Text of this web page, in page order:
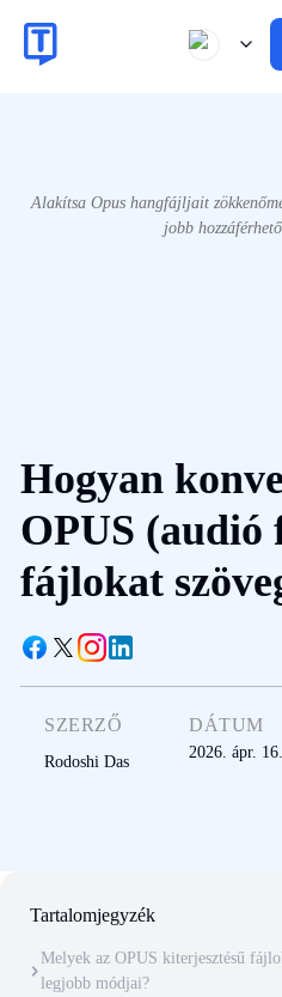
Alakítsa Opus hangfájljait
jobb
Hogyan
OPUS
fájlokat
SZERZŐ
Rodoshi Das
DÁTUM
2026. ápr. 16.
Tartalomjegyzék
Melyek az OPUS kiterjesztésű
legjobb módjai?